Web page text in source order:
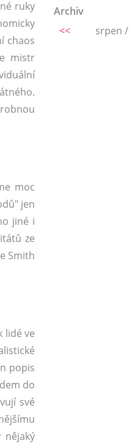
ruky
chaos
mistr
moc
jen
jiné i
ze
Smith
lidé ve
popis
do
své
Archiv
<<
srpen /